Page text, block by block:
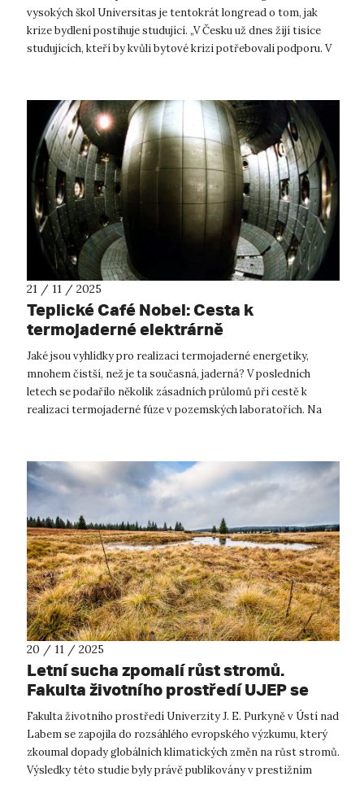
vysokých škol Universitas je tentokrát longread o tom, jak
krize bydlení postihuje studující. „V Česku už dnes žijí tisíce
studujících, kteří by kvůli bytové krizi potřebovali podporu. V
21 / 11 / 2025
Teplické Café Nobel: Cesta k
termojaderné elektrárně
Jaké jsou vyhlídky pro realizaci termojaderné energetiky,
mnohem čistší, než je ta současná, jaderná? V posledních
letech se podařilo několik zásadních průlomů při cestě k
realizaci termojaderné fúze v pozemských laboratořích. Na
20 / 11 / 2025
Letní sucha zpomalí růst stromů.
Fakulta životního prostředí UJEP se
podílela na výzkumu v publikovaném v
prestižním časopise.
Fakulta životního prostředí Univerzity J. E. Purkyně v Ústí nad
Labem se zapojila do rozsáhlého evropského výzkumu, který
zkoumal dopady globálních klimatických změn na růst stromů.
Výsledky této studie byly právě publikovány v prestižním